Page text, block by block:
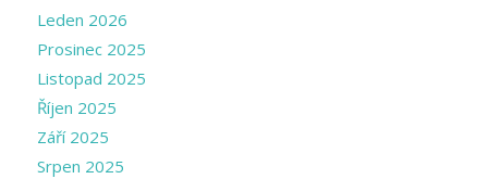
Leden 2026
Prosinec 2025
Listopad 2025
Říjen 2025
Září 2025
Srpen 2025